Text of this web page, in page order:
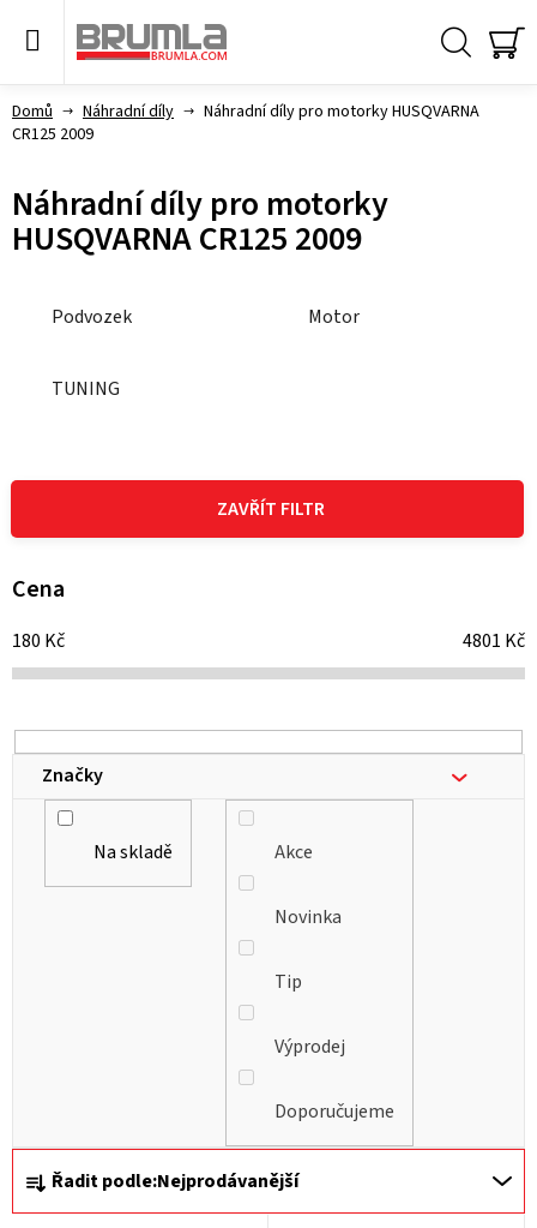
Domů Náhradní díly
Náhradní díly pro motorky HUSQVARNA
CR125 2009
Náhradní díly pro motorky
HUSQVARNA CR125 2009
Podvozek Motor
TUNING
Ř
a
Řadit podle:Nejprodávanější
ZAVŘÍT FILTR
Cena
180 Kč 4801 Kč
Na skladě Akce
Novinka
Tip
Výprodej
Doporučujeme
Značky
V
p
i
p
r
o
d